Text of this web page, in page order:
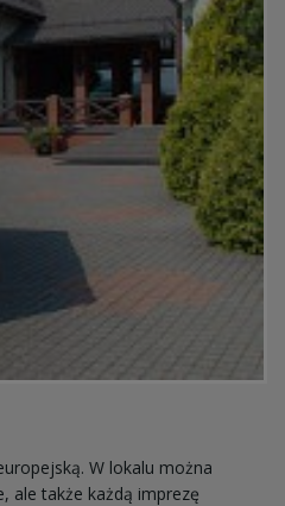
W lokalu można
ale także każdą imprezę